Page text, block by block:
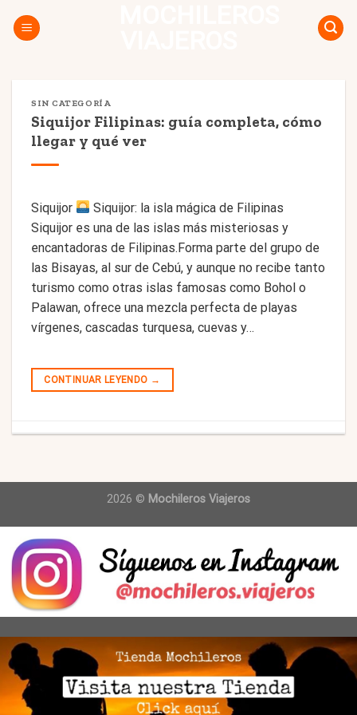
SIN CATEGORÍA
Siquijor Filipinas: guía completa, cómo
llegar y qué ver
Siquijor
Siquijor: la isla mágica de Filipinas
Siquijor es una de las islas más misteriosas y
encantadoras de Filipinas.Forma parte del grupo de
las Bisayas, al sur de Cebú, y aunque no recibe tanto
turismo como otras islas famosas como Bohol o
Palawan, ofrece una mezcla perfecta de playas
vírgenes, cascadas turquesa, cuevas y…
CONTINUAR LEYENDO →
2026 © Mochileros Viajeros